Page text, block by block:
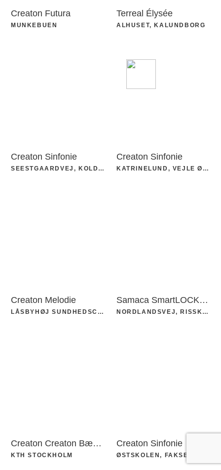
Creaton Futura
MUNKEBUEN
Terreal Élysée
ALHUSET, KALUNDBORG
Creaton Sinfonie
SEESTGAARDVEJ, KOLDING
Creaton Sinfonie
KATRINELUND, VEJLE ØST
Creaton Melodie
LÅSBYHØJ SUNDHEDSCENTER, KOLDING
Samaca SmartLOCK-system
NORDLANDSVEJ, RISSKOV
Creaton Creaton Bæverhaler
KTH STOCKHOLM
Creaton Sinfonie